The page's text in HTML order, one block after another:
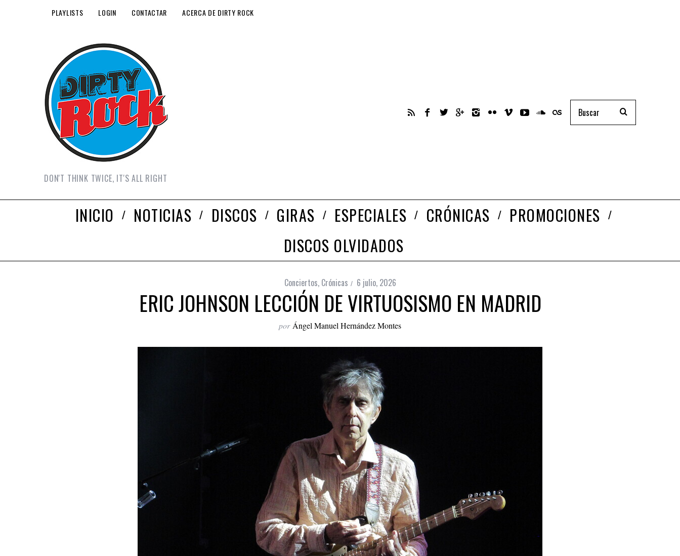
PLAYLISTS LOGIN CONTACTAR ACERCA DE DIRTY ROCK
DON'T THINK TWICE, IT'S ALL RIGHT
INICIO NOTICIAS DISCOS GIRAS ESPECIALES CRÓNICAS
PROMOCIONES
DISCOS OLVIDADOS
Conciertos, Crónicas 6 julio, 2026
ERIC JOHNSON LECCIÓN DE VIRTUOSISMO EN MADRID
por Ángel Manuel Hernández Montes